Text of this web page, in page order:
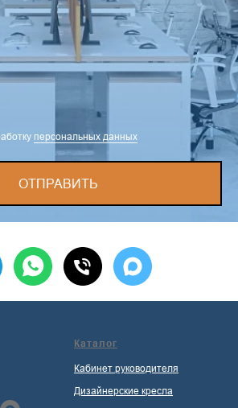
персональных данных
ОТПРАВИТЬ
Каталог
Кабинет руководителя
Дизайнерские кресла